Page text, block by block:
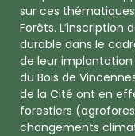
sur ces
Forêts. L’inscription
durable dans le
de leur
du Bois de
de la Cité ont en
forestiers
changements